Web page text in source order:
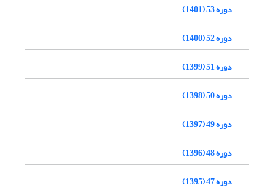
دوره 53 (1401)
دوره 52 (1400)
دوره 51 (1399)
دوره 50 (1398)
دوره 49 (1397)
دوره 48 (1396)
دوره 47 (1395)